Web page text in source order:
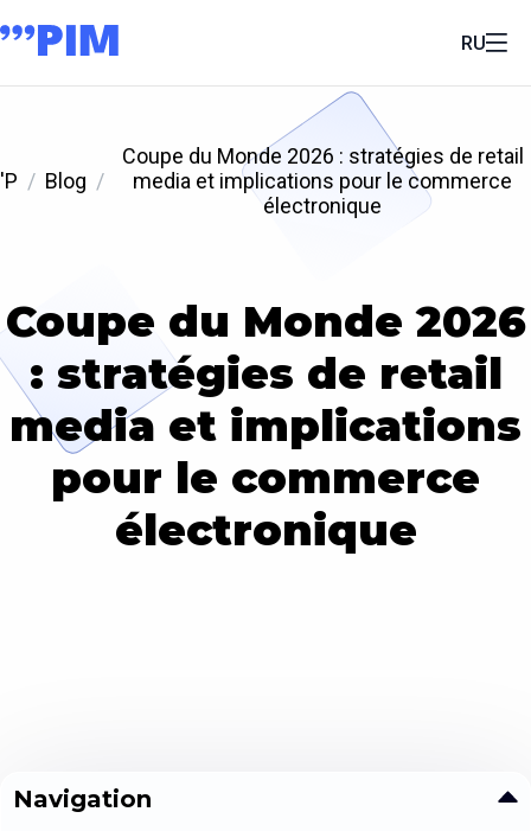
RU
'P Blog
Coupe du Monde 2026 : stratégies de retail
media et implications pour le commerce
électronique
Coupe du Monde 2026
: stratégies de retail
media et implications
pour le commerce
électronique
Navigation